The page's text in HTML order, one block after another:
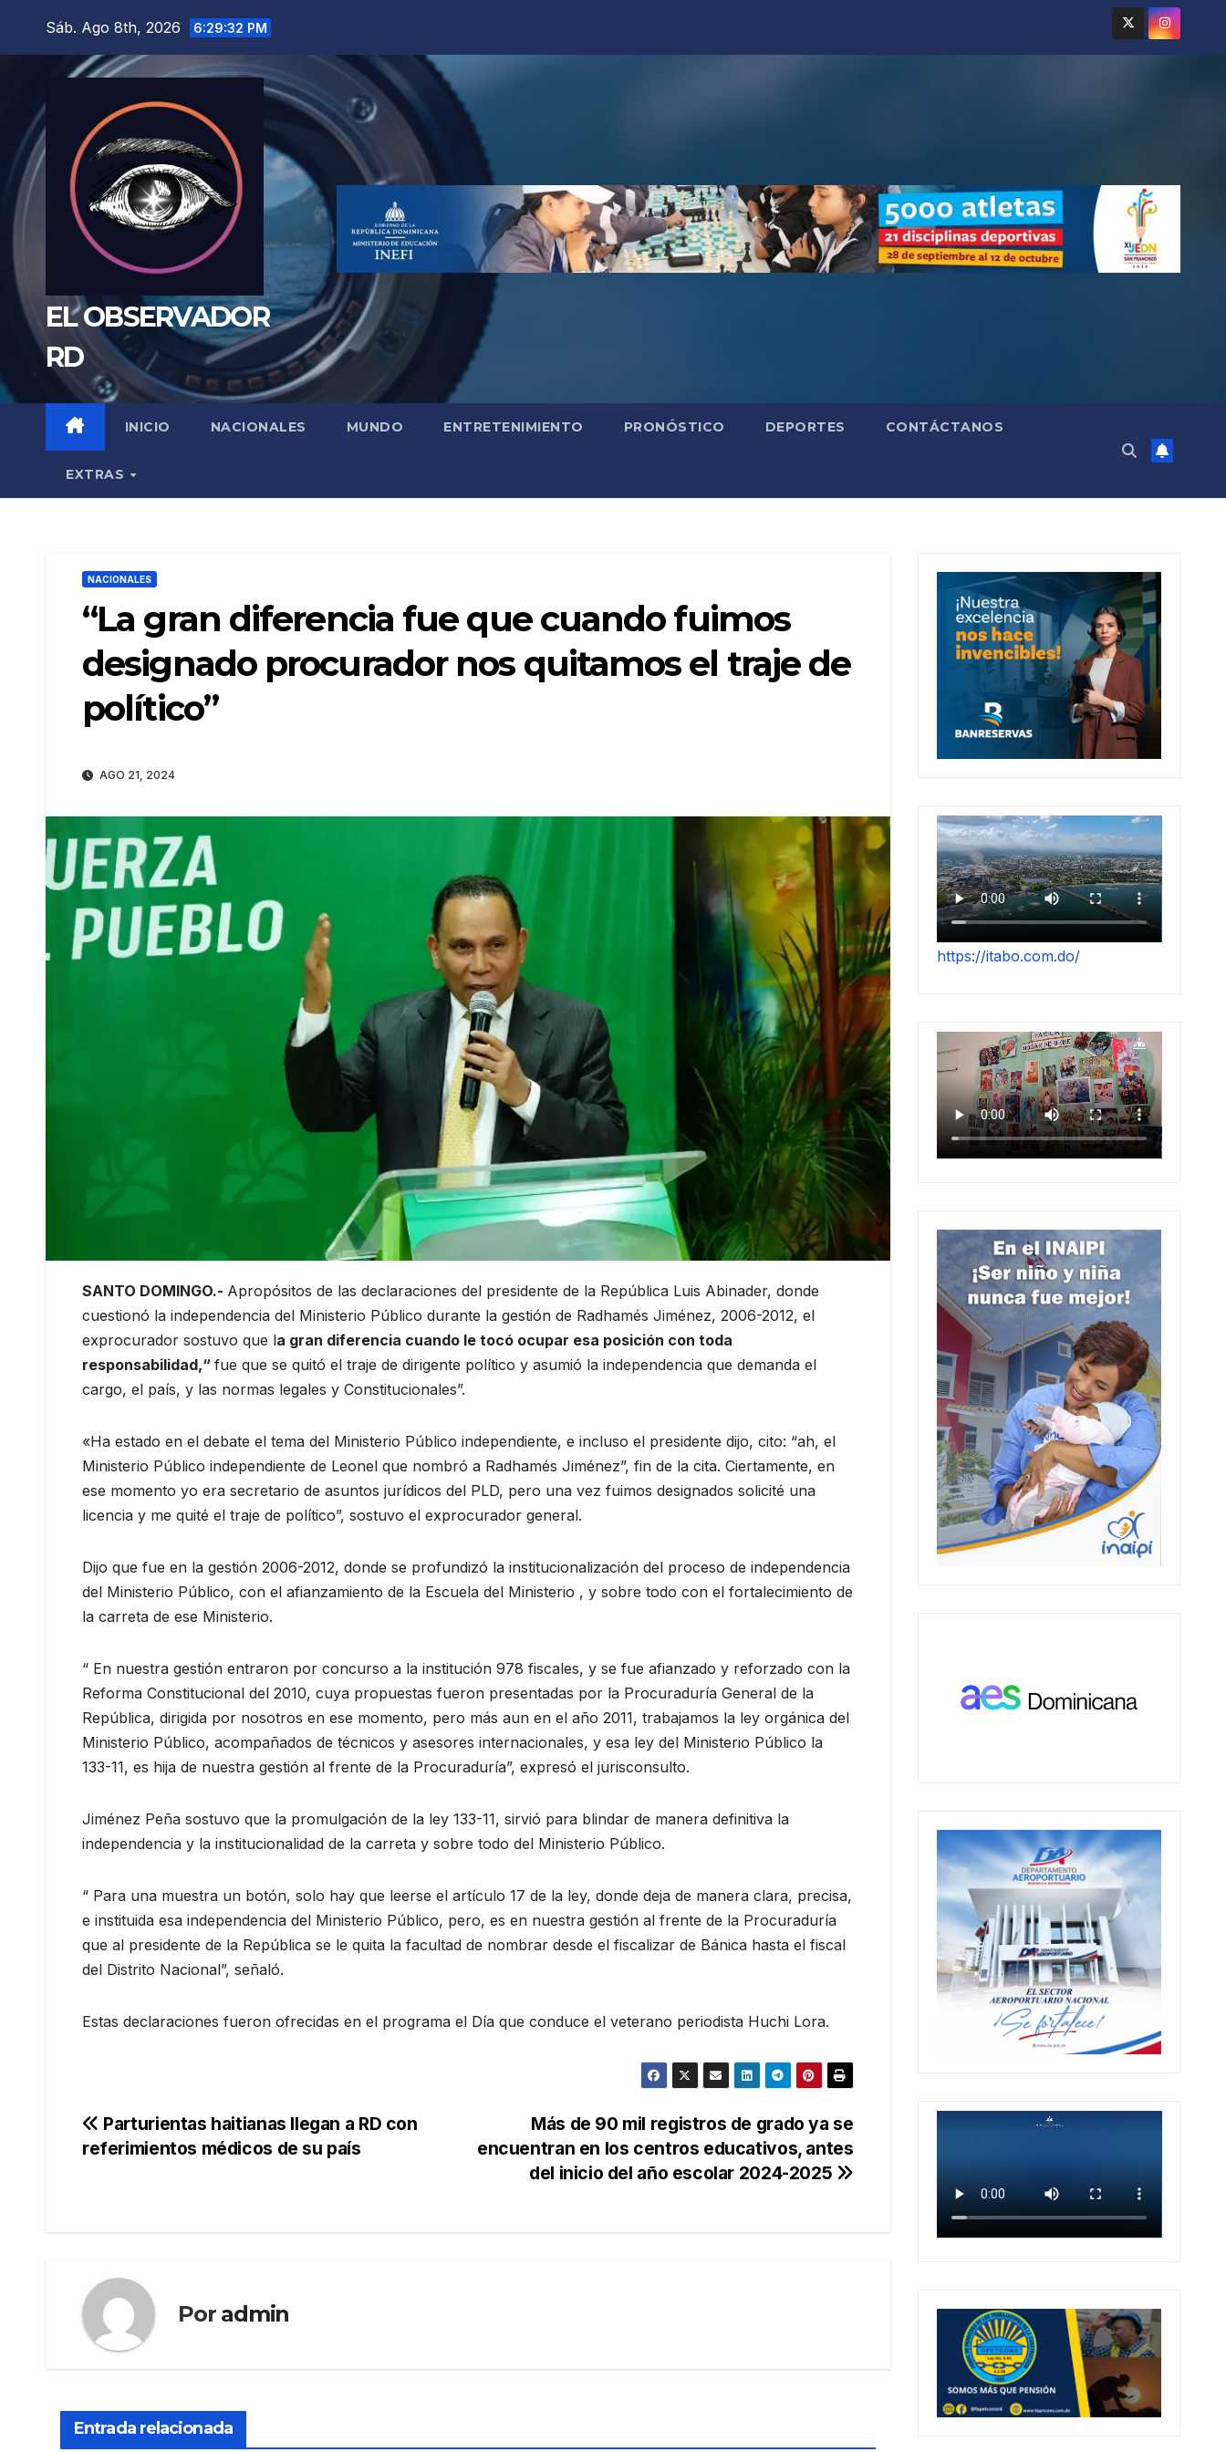
Sáb. Ago 8th, 2026 6:29:33 PM
EL OBSERVADOR
RD
INICIO NACIONALES MUNDO ENTRETENIMIENTO PRONÓSTICO DEPORTES CONTÁCTANOS
EXTRAS
NACIONALES
“La gran diferencia fue que cuando fuimos
designado procurador nos quitamos el traje de
político”
AGO 21, 2024
SANTO DOMINGO.- Apropósitos de las declaraciones del presidente de la República Luis Abinader, donde
cuestionó la independencia del Ministerio Público durante la gestión de Radhamés Jiménez, 2006-2012, el
exprocurador sostuvo que la gran diferencia cuando le tocó ocupar esa posición con toda
responsabilidad,“ fue que se quitó el traje de dirigente político y asumió la independencia que demanda el
cargo, el país, y las normas legales y Constitucionales”.
«Ha estado en el debate el tema del Ministerio Público independiente, e incluso el presidente dijo, cito: “ah, el
Ministerio Público independiente de Leonel que nombró a Radhamés Jiménez”, fin de la cita. Ciertamente, en
ese momento yo era secretario de asuntos jurídicos del PLD, pero una vez fuimos designados solicité una
licencia y me quité el traje de político”, sostuvo el exprocurador general.
Dijo que fue en la gestión 2006-2012, donde se profundizó la institucionalización del proceso de independencia
del Ministerio Público, con el afianzamiento de la Escuela del Ministerio , y sobre todo con el fortalecimiento de
la carreta de ese Ministerio.
“ En nuestra gestión entraron por concurso a la institución 978 fiscales, y se fue afianzado y reforzado con la
Reforma Constitucional del 2010, cuya propuestas fueron presentadas por la Procuraduría General de la
República, dirigida por nosotros en ese momento, pero más aun en el año 2011, trabajamos la ley orgánica del
Ministerio Público, acompañados de técnicos y asesores internacionales, y esa ley del Ministerio Público la
133-11, es hija de nuestra gestión al frente de la Procuraduría”, expresó el jurisconsulto.
Jiménez Peña sostuvo que la promulgación de la ley 133-11, sirvió para blindar de manera definitiva la
independencia y la institucionalidad de la carreta y sobre todo del Ministerio Público.
“ Para una muestra un botón, solo hay que leerse el artículo 17 de la ley, donde deja de manera clara, precisa,
e instituida esa independencia del Ministerio Público, pero, es en nuestra gestión al frente de la Procuraduría
que al presidente de la República se le quita la facultad de nombrar desde el fiscalizar de Bánica hasta el fiscal
del Distrito Nacional”, señaló.
Estas declaraciones fueron ofrecidas en el programa el Día que conduce el veterano periodista Huchi Lora.
Navegación
Más de 90 mil registros de grado ya se
encuentran en los centros educativos, antes
del inicio del año escolar 2024-2025
Parturientas haitianas llegan a RD con
referimientos médicos de su país
Por admin
Entrada relacionada
https://itabo.com.do/